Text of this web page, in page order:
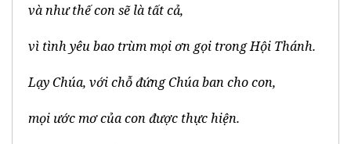
và như thế con sẽ là tất cả,
vì tình yêu bao trùm mọi ơn gọi trong Hội Thánh.
Lạy Chúa, với chỗ đứng Chúa ban cho con,
mọi ước mơ của con được thực hiện.